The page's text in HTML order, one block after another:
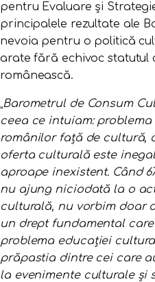
pentru Evaluare și
principalele rezultate ale
nevoia pentru o politică
arate fără echivoc statutul
românească.
„Barometrul de Consum
ceea ce intuiam:
românilor față de cultură,
oferta culturală este
aproape inexistent. Când
nu ajung niciodată la o
culturală, nu vorbim doar
un drept fundamental
problema educației
prăpastia dintre cei care
la evenimente culturale și